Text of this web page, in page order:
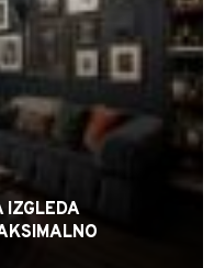
IZGLEDA